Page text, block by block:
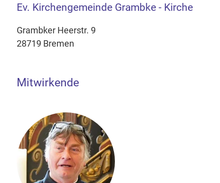
Ev. Kirchengemeinde Grambke - Kirche
Grambker Heerstr. 9
28719 Bremen
Mitwirkende